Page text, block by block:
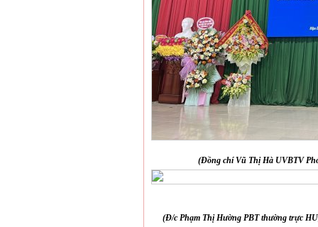
(Đồng chí Vũ Thị Hà UVBTV
(Đ/c Phạm Thị Hường PBT thường trực